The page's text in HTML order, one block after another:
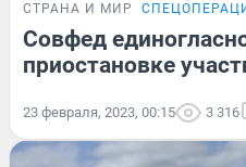
СТРАНА И МИР
Совфед
приостановке
23 февраля, 2023, 00:15 3 316